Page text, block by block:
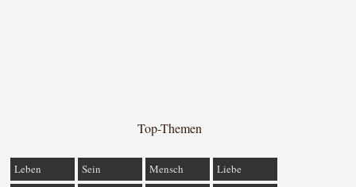
Top-Themen
Leben Sein Mensch Liebe